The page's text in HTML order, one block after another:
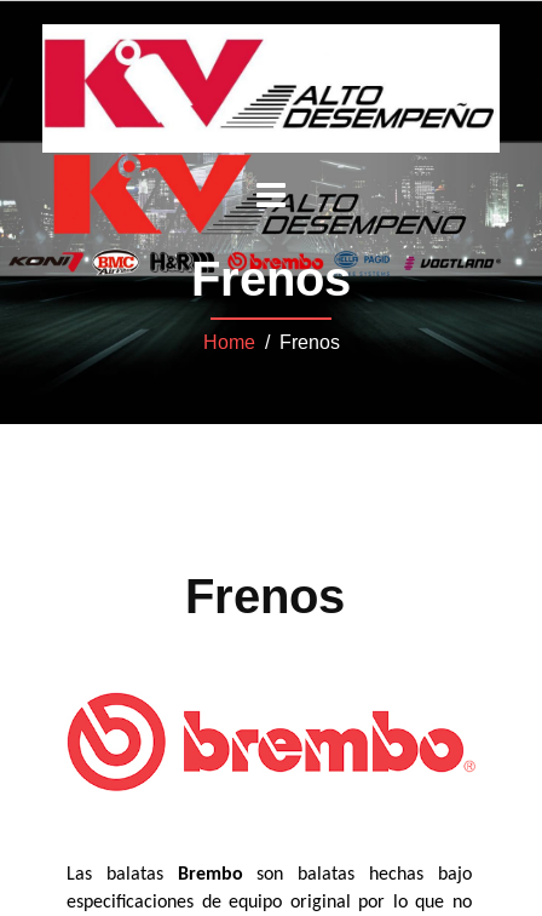
Frenos
Home/ Frenos
Frenos
Las balatas Brembo son balatas hechas bajo
especificaciones de equipo original por lo que no